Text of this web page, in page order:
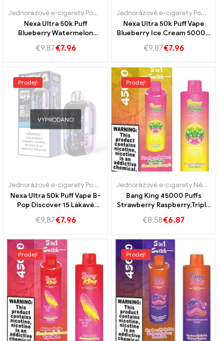
Jednorázové e-cigarety Portugalsko ,Jednorázové e-cigarety
Nexa Ultra 50k Puff
Blueberry Watermelon
Watermelon pro
osvěžující ovocný zážitek
€9.87€7.96
Jednorázové e-cigarety Portugalsko
Nexa Ultra 50k Puff Vape
Blueberry Ice Cream 50000
€9.87€7.96
Prodej!
VYPRODÁNO
Jednorázové e-cigarety Portugalsko ,Jednorázové e-cigarety
Nexa Ultra 50k Puff Vape B-
Pop Discover 15 Lákavé
nezapomenutelný zážitek z
€9.87€7.96
Prodej!
Jednorázové e-cigarety Německo
Bang King 45000 Puffs
Strawberry Raspberry,Triple
Pineaplle pro intenzivní
€8.58€6.87
Prodej! Prodej!